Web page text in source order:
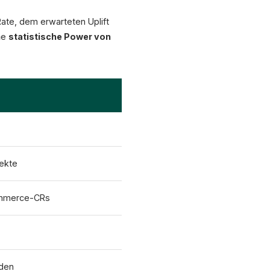
dem erwarteten Uplift
statistische Power von
CRs